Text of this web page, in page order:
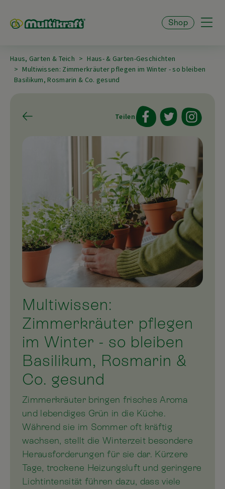
Shop
Haus, Garten & Teich
Haus- & Garten-Geschichten
Multiwissen: Zimmerkräuter pflegen im Winter - so bleiben
Basilikum, Rosmarin & Co. gesund
Teilen
Multiwissen:
Zimmerkräuter pflegen
im Winter - so bleiben
Basilikum, Rosmarin &
Co. gesund
Zimmerkräuter bringen frisches Aroma
und lebendiges Grün in die Küche.
Während sie im Sommer oft kräftig
wachsen, stellt die Winterzeit besondere
Herausforderungen für sie dar. Kürzere
Tage, trockene Heizungsluft und geringere
Lichtintensität führen dazu, dass viele